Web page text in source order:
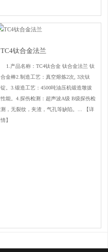
TC4钛合金法兰
1.产品名称：TC4钛合金 钛合金法兰 钛
合金棒2.制造工艺：真空熔炼2次, 3次钛
锭。3.锻造工艺：4500吨油压机锻造墩拔
性能。4.探伤检测：超声波A级 B级探伤检
测，无裂纹，夹渣，气孔等缺陷。...
【详
情】